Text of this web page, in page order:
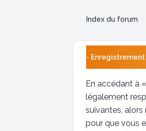
Index du forum
- Enregistrement
En accédant à
légalement
suivantes,
pour que vous